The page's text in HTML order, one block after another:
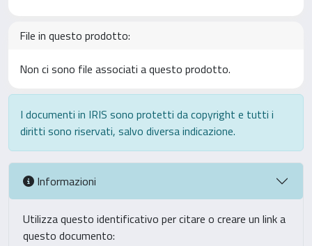
File in questo prodotto:
Non ci sono file associati a questo prodotto.
I documenti in IRIS sono protetti da copyright e tutti i
diritti sono riservati, salvo diversa indicazione.
Informazioni
Utilizza questo identificativo per citare o creare un link a
questo documento: